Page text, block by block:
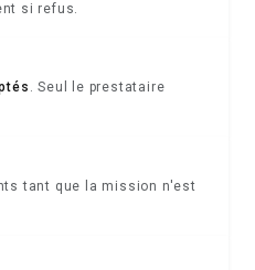
si refus.
. Seul le prestataire
tant que la mission n'est